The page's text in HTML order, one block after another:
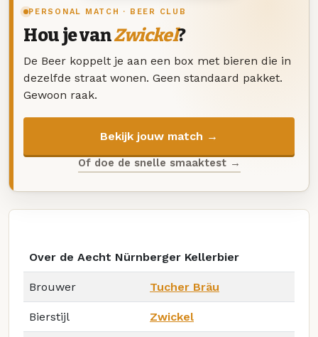
PERSONAL MATCH · BEER CLUB
Hou je vanZwickel?
De Beer koppelt je aan een box met bieren die in
dezelfde straat wonen. Geen standaard pakket.
Gewoon raak.
Bekijk jouw match →
Of doe de snelle smaaktest →
Over de Aecht Nürnberger Kellerbier
Brouwer Tucher Bräu
Bierstijl Zwickel